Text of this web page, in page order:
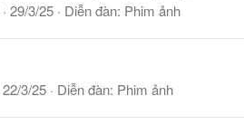
29/3/25 Diễn đàn: Phim ảnh
22/3/25 Diễn đàn: Phim ảnh